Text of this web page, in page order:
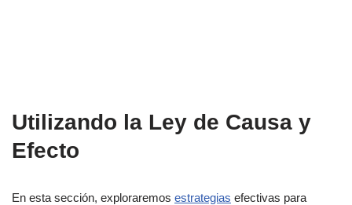
Utilizando la Ley de Causa y
Efecto
En esta sección, exploraremos estrategias efectivas para